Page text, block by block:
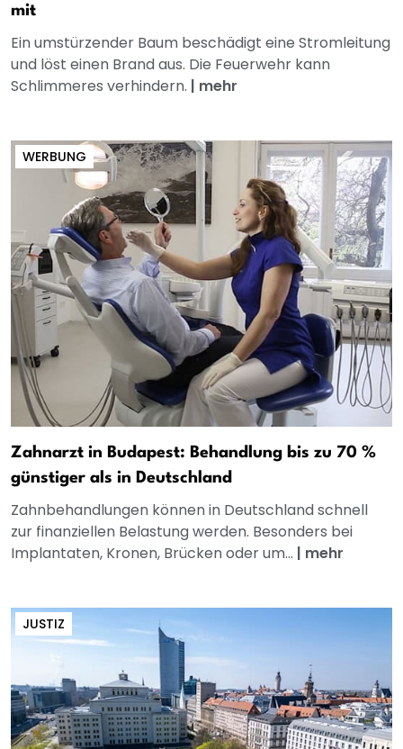
mit
Ein umstürzender Baum beschädigt eine Stromleitung
und löst einen Brand aus. Die Feuerwehr kann
Schlimmeres verhindern. | mehr
WERBUNG
Zahnarzt in Budapest: Behandlung bis zu 70 %
günstiger als in Deutschland
Zahnbehandlungen können in Deutschland schnell
zur finanziellen Belastung werden. Besonders bei
Implantaten, Kronen, Brücken oder um... | mehr
JUSTIZ